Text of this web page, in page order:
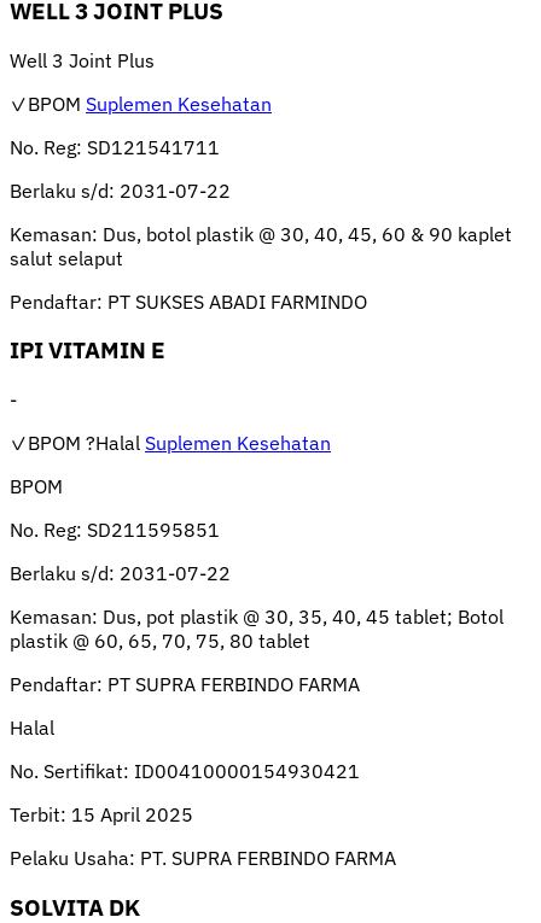
WELL 3 JOINT PLUS
Well 3 Joint Plus
✓BPOM Suplemen Kesehatan
No. Reg: SD121541711
Berlaku s/d: 2031-07-22
Kemasan: Dus, botol plastik @ 30, 40, 45, 60 & 90 kaplet
salut selaput
Pendaftar: PT SUKSES ABADI FARMINDO
IPI VITAMIN E
-
✓BPOM ?Halal Suplemen Kesehatan
BPOM
No. Reg: SD211595851
Berlaku s/d: 2031-07-22
Kemasan: Dus, pot plastik @ 30, 35, 40, 45 tablet; Botol
plastik @ 60, 65, 70, 75, 80 tablet
Pendaftar: PT SUPRA FERBINDO FARMA
Halal
No. Sertifikat: ID00410000154930421
Terbit: 15 April 2025
Pelaku Usaha: PT. SUPRA FERBINDO FARMA
SOLVITA DK